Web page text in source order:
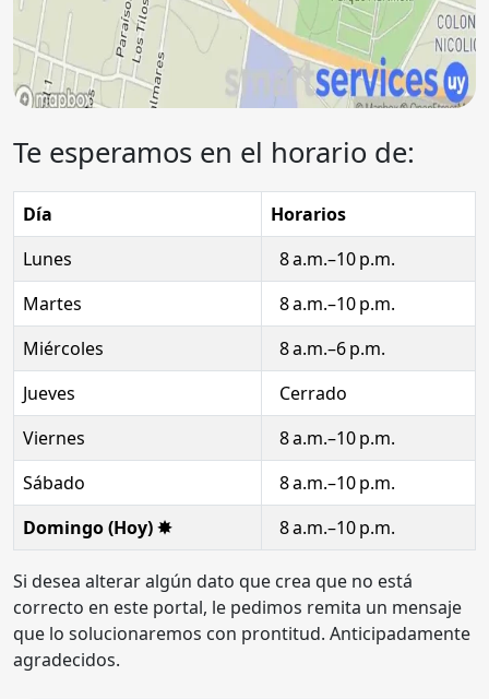
Te esperamos en el horario de:
Día
Horarios
Lunes
8 a.m.–10 p.m.
Martes
8 a.m.–10 p.m.
Miércoles
8 a.m.–6 p.m.
Jueves
Cerrado
Viernes
8 a.m.–10 p.m.
Sábado
8 a.m.–10 p.m.
Domingo (Hoy) ✸
8 a.m.–10 p.m.
Si desea alterar algún dato que crea que no está
correcto en este portal, le pedimos remita un mensaje
que lo solucionaremos con prontitud. Anticipadamente
agradecidos.